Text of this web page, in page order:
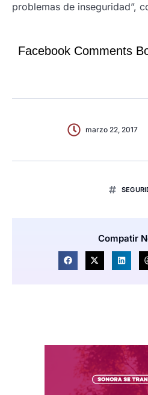
problemas de inseguridad”,
Facebook Comments
marzo 22, 2017
Compatir